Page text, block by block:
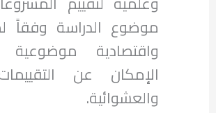
موضوع الدراسة وفقاً
واقتصادية
الإمكان عن
والعشوائية.